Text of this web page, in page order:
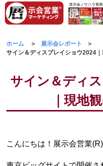
ホーム
展示会レポート
サイン＆ディスプレイショウ2024
サイン＆ディ
｜現地
こんにちは！展示会営業